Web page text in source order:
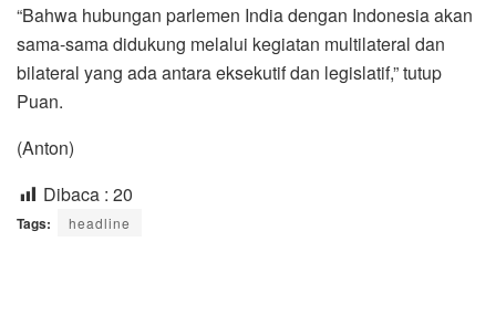
“Bahwa hubungan parlemen India dengan Indonesia akan
sama-sama didukung melalui kegiatan multilateral dan
bilateral yang ada antara eksekutif dan legislatif,” tutup
Puan.
(Anton)
Dibaca : 20
Tags: headline